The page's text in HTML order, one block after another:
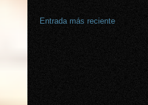
Entrada más reciente